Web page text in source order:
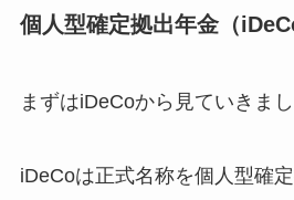
個人型確定拠出年金（
まずはiDeCoから見ていきまし
iDeCoは正式名称を個人型確